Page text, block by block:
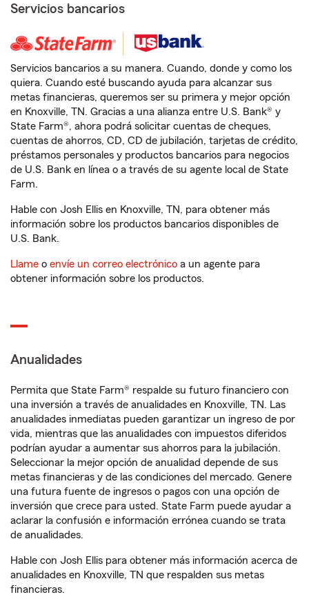
Servicios bancarios
Servicios bancarios a su manera. Cuando, donde y como los
quiera. Cuando esté buscando ayuda para alcanzar sus
metas financieras, queremos ser su primera y mejor opción
en Knoxville, TN. Gracias a una alianza entre U.S. Bank® y
State Farm®, ahora podrá solicitar cuentas de cheques,
cuentas de ahorros, CD, CD de jubilación, tarjetas de crédito,
préstamos personales y productos bancarios para negocios
de U.S. Bank en línea o a través de su agente local de State
Farm.
Hable con Josh Ellis en Knoxville, TN, para obtener más
información sobre los productos bancarios disponibles de
U.S. Bank.
Llame o envíe un correo electrónico a un agente para
obtener información sobre los productos.
Anualidades
Permita que State Farm® respalde su futuro financiero con
una inversión a través de anualidades en Knoxville, TN. Las
anualidades inmediatas pueden garantizar un ingreso de por
vida, mientras que las anualidades con impuestos diferidos
podrían ayudar a aumentar sus ahorros para la jubilación.
Seleccionar la mejor opción de anualidad depende de sus
metas financieras y de las condiciones del mercado. Genere
una futura fuente de ingresos o pagos con una opción de
inversión que crece para usted. State Farm puede ayudar a
aclarar la confusión e información errónea cuando se trata
de anualidades.
Hable con Josh Ellis para obtener más información acerca de
anualidades en Knoxville, TN que respalden sus metas
financieras.